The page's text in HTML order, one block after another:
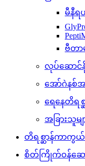
မီနီရ
ဗီတာ
လုပ်ဆောင်
အော်ဂဲန
ရေနေတိရစ္
အခြားသူမျ
တိရစ္ဆာန်ကာကွယ်
စိတ်ကြိုက်ဝန်ဆေ